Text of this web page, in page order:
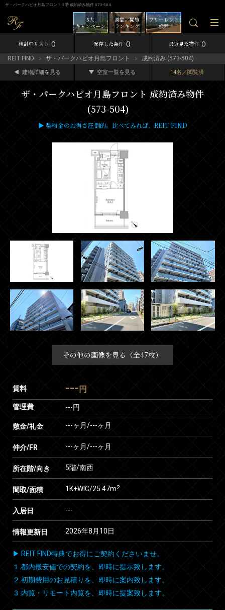
ザ・パークハビオ月島フロント 5階 成約済み物件 573-504
フリーレント
検索
週間／閲覧
ランキング
5大
キャンペーン
検討中リスト 0 保存した条件 0 最近見た物件 0
REIT FIND ザ・パークハビオ月島フロント 成約済み (573-504)
建物詳細を見る 空室一覧を見る 14名／閲覧済
ザ・パークハビオ月島フロント 成約済み物件
(573-504)
▶ 契約金のお得さ圧倒的。比べてみれば、REIT FIND
その他の画像を見る（全47枚）
賃料 --- 円
管理費 ---円
敷金/礼金 ---ヶ月/---ヶ月
仲介/FR ---ヶ月/---ヶ月
所在階/向き 5階/南西
間取/面積 1K+WIC/25.47m2
入居日 ---
情報更新日 2026年8月10日
▶ REIT FIND特典でお得にご契約くださいませ。
１.都内最安値での契約を、即時に提示致します。
２.初期費用のお見積りを、即時に案内致します。
３.内覧・リモート内覧を、即時に提案致します。